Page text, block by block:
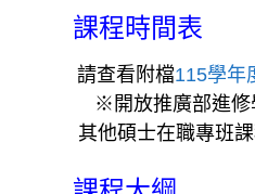
課程時間表
請查看附檔115學年
※ 開放推廣部進
其他碩士在職專班